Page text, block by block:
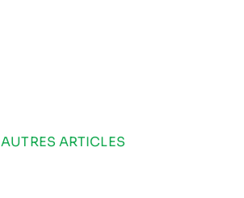
AUTRES ARTICLES